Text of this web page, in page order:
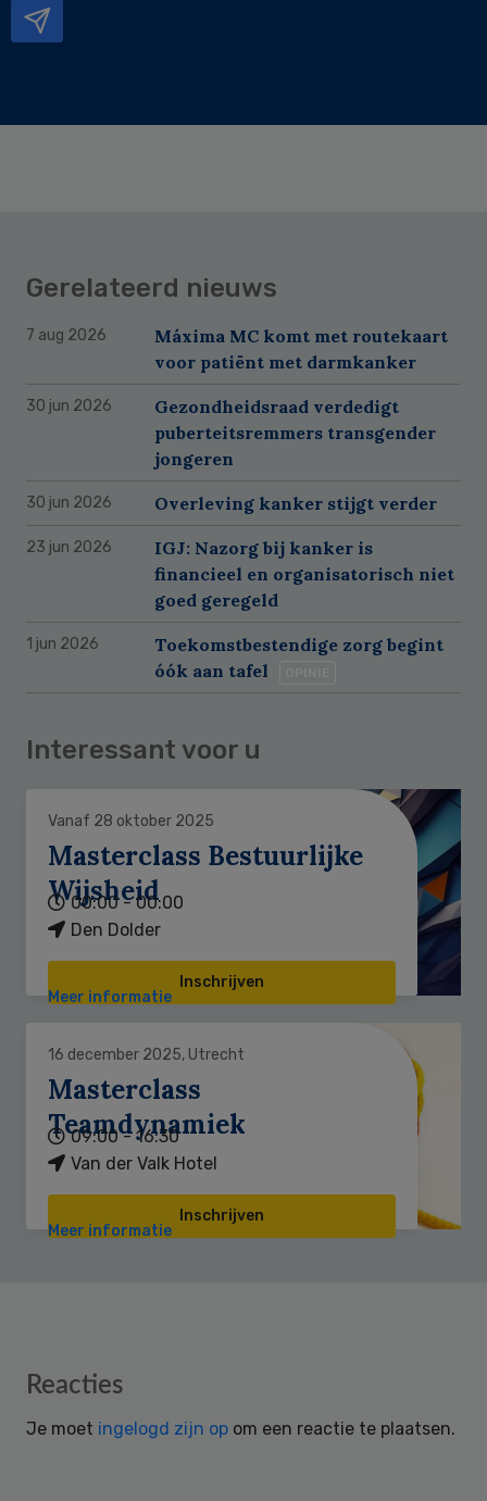
Gerelateerd nieuws
7 aug 2026
Máxima MC komt met routekaart
voor patiënt met darmkanker
30 jun 2026
Gezondheidsraad verdedigt
puberteitsremmers transgender
jongeren
30 jun 2026 Overleving kanker stijgt verder
23 jun 2026
IGJ: Nazorg bij kanker is
financieel en organisatorisch niet
goed geregeld
1 jun 2026
Toekomstbestendige zorg begint
óók aan tafel
Interessant voor u
Vanaf 28 oktober 2025
Masterclass Bestuurlijke
Wijsheid
00:00 - 00:00
Den Dolder
Inschrijven
Meer informatie
16 december 2025, Utrecht
Masterclass
Teamdynamiek
09:00 - 16:30
Van der Valk Hotel
Inschrijven
Meer informatie
Reader
Reacties
Je moet ingelogd zijn op om een reactie te plaatsen.